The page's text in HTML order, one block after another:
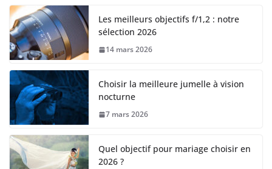
Les meilleurs objectifs f/1,2 : notre
sélection 2026
14 mars 2026
Choisir la meilleure jumelle à vision
nocturne
7 mars 2026
Quel objectif pour mariage choisir en
2026 ?